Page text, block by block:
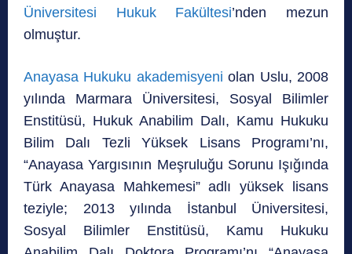
Üniversitesi Hukuk Fakültesi’nden mezun
olmuştur.
Anayasa Hukuku akademisyeni olan Uslu, 2008
yılında Marmara Üniversitesi, Sosyal Bilimler
Enstitüsü, Hukuk Anabilim Dalı, Kamu Hukuku
Bilim Dalı Tezli Yüksek Lisans Programı’nı,
“Anayasa Yargısının Meşruluğu Sorunu Işığında
Türk Anayasa Mahkemesi” adlı yüksek lisans
teziyle; 2013 yılında İstanbul Üniversitesi,
Sosyal Bilimler Enstitüsü, Kamu Hukuku